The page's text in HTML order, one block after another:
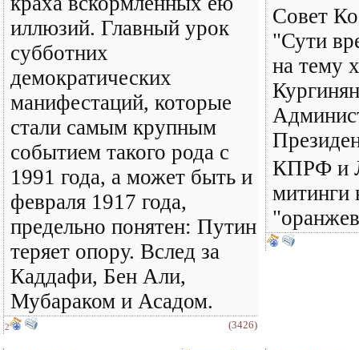
иллюзий. Главный урок
субботних
демократических
манифестаций, которые
стали самым крупным
событием такого рода с
1991 года, а может быть и
февраля 1917 года,
предельно понятен: Путин
теряет опору. Вслед за
Каддафи, Бен Али,
Мубараком и Асадом.
2 (3426)
Совет
"Сути
на тему
КПРФ и
митинги